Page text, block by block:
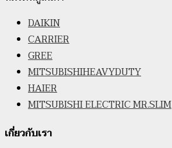
DAIKIN
CARRIER
GREE
MITSUBISHIHEAVYDUTY
HAIER
MITSUBISHI ELECTRIC MR.SLIM
เกี่ยวกับเรา